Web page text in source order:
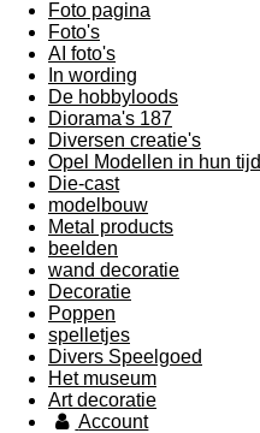
Foto pagina
Foto's
AI foto's
In wording
De hobbyloods
Diorama's 187
Diversen creatie's
Opel Modellen in hun tijd
Die-cast
modelbouw
Metal products
beelden
wand decoratie
Decoratie
Poppen
spelletjes
Divers Speelgoed
Het museum
Art decoratie
Account